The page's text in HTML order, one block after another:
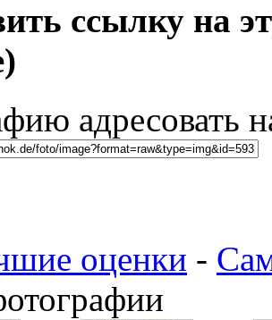
ссылку на
адресовать
оценки -